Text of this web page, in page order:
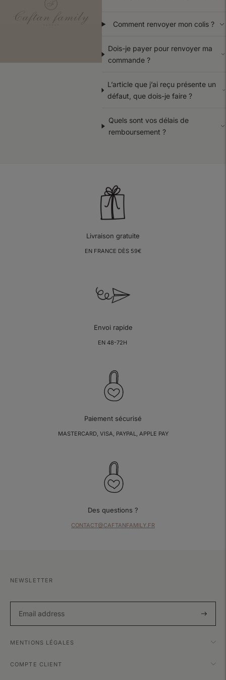
Comment renvoyer mon colis ?
Dois-je payer pour renvoyer ma
commande ?
L’article que j’ai reçu présente un
défaut, que dois-je faire ?
Quels sont vos délais de
remboursement ?
Livraison gratuite
EN FRANCE DÈS 59€
Envoi rapide
EN 48-72H
Paiement sécurisé
MASTERCARD, VISA, PAYPAL, APPLE PAY
Des questions ?
CONTACT@CAFTANFAMILY.FR
NEWSLETTER
MENTIONS LÉGALES
COMPTE CLIENT